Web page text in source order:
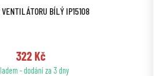
VENTILÁTORU BÍLÝ IP15108
322 Kč
- dodání za 3 dny